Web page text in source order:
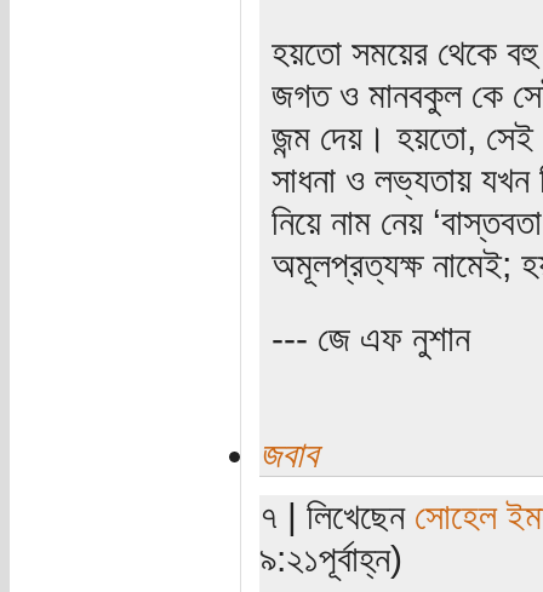
হয়তো সময়ের থেকে বহু
জগত ও মানবকুল কে
জন্ম দেয়। হয়তো, সেই
সাধনা ও লভ্যতায়
নিয়ে নাম নেয়
অমূলপ্রত্যক্ষ নামেই;
--- জে এফ নুশান
জবাব
৭ | লিখেছেন সোহেল
৯:২১পূর্বাহ্ন)